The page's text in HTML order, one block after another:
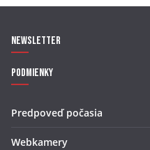
Newsletter
Podmienky
Predpoveď počasia
Webkamery